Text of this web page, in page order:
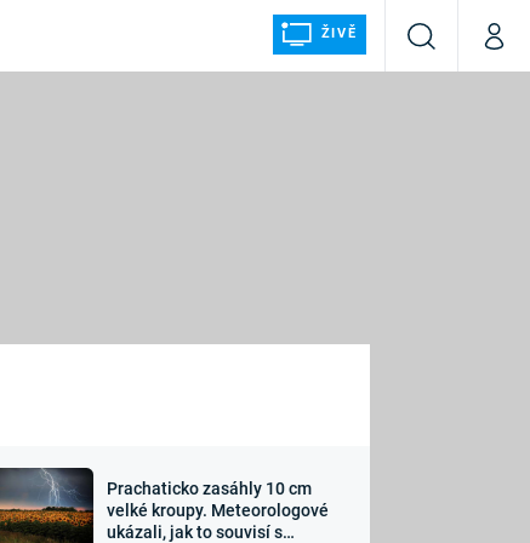
ŽIVĚ
VyhledáváníMůj
Sledujte nás
Prachaticko zasáhly 10 cm
velké kroupy. Meteorologové
ukázali, jak to souvisí s